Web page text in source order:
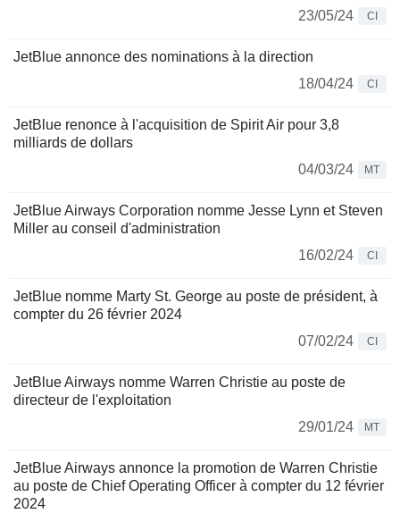
23/05/24
CI
JetBlue annonce des nominations à la direction
18/04/24
CI
JetBlue renonce à l'acquisition de Spirit Air pour 3,8
milliards de dollars
04/03/24
MT
JetBlue Airways Corporation nomme Jesse Lynn et Steven
Miller au conseil d'administration
16/02/24
CI
JetBlue nomme Marty St. George au poste de président, à
compter du 26 février 2024
07/02/24
CI
JetBlue Airways nomme Warren Christie au poste de
directeur de l'exploitation
29/01/24
MT
JetBlue Airways annonce la promotion de Warren Christie
au poste de Chief Operating Officer à compter du 12 février
2024